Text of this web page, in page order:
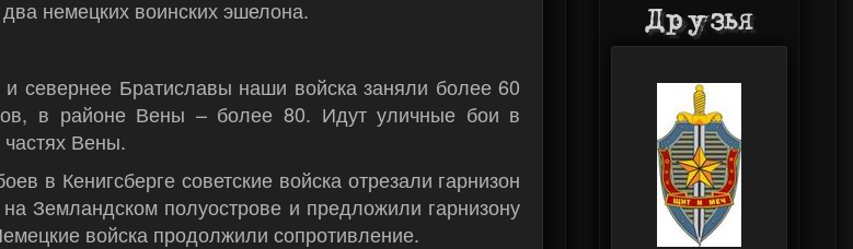
немецких воинских эшелона.
и севернее Братиславы наши войска заняли более 60
в районе Вены – более 80. Идут уличные бои в
Вены.
в Кенигсберге советские войска отрезали гарнизон
на Земландском полуострове и предложили гарнизону
войска продолжили сопротивление.
Друзья